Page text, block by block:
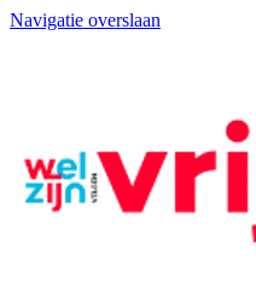
Navigatie overslaan